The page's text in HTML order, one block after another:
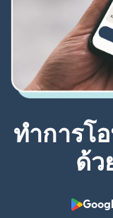
ทำการโ
ด้ว